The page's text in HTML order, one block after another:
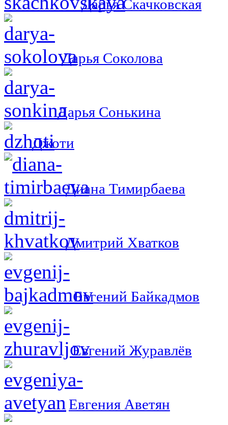
Дарья Скачковская
Дарья Соколова
Дарья Сонькина
Джоти
Диана Тимирбаева
Дмитрий Хватков
Евгений Байкадмов
Евгений Журавлёв
Евгения Аветян